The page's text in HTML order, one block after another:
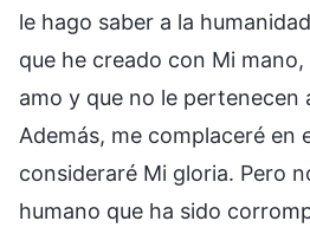
le hago saber a la
que he creado con Mi
amo y que no le pertenecen
Además, me complaceré en
consideraré Mi gloria. Pero
humano que ha sido